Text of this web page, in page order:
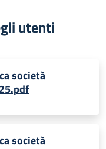
utenti
società
società